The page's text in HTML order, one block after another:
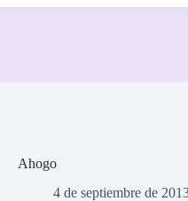
Ahogo
4 de septiembre de